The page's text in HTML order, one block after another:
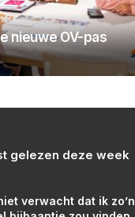
nieuwe OV-pas
gelezen deze week
verwacht dat ik zo’n